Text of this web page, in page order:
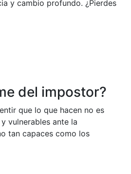
y cambio profundo. ¿Pierdes
del impostor?
que lo que hacen no es
vulnerables ante la
tan capaces como los